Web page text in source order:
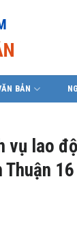
BẢN
vụ lao
Thuận 16